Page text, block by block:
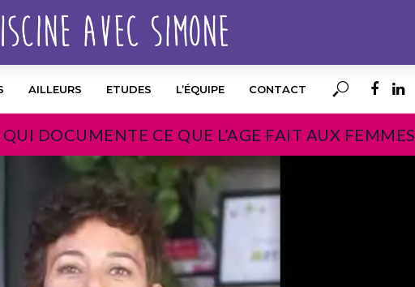
AILLEURS ETUDES L’ÉQUIPE CONTACT
DOCUMENTE CE QUE L’AGE FAIT AUX FEMMES